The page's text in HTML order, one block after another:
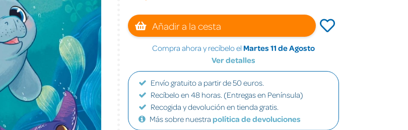
Añadir a la cesta
Compra ahora y recíbelo el Martes 11 de Agosto
Ver detalles
Envío gratuito a partir de 50 euros.
Recíbelo en 48 horas. (Entregas en Península)
Recogida y devolución en tienda gratis.
Más sobre nuestra política de devoluciones